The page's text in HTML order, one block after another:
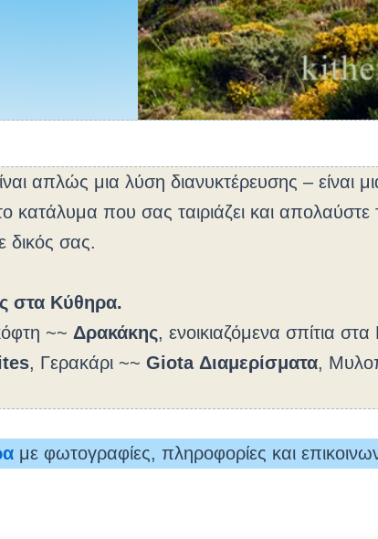
απλώς μια λύση διανυκτέρευσης – είναι
κατάλυμα που σας ταιριάζει και
δικός σας.
στα Κύθηρα.
~~Δρακάκης, ενοικιαζόμενα σπίτια
, Γερακάρι ~~Giota Διαμερίσματα,
με φωτογραφίες, πληροφορίες και